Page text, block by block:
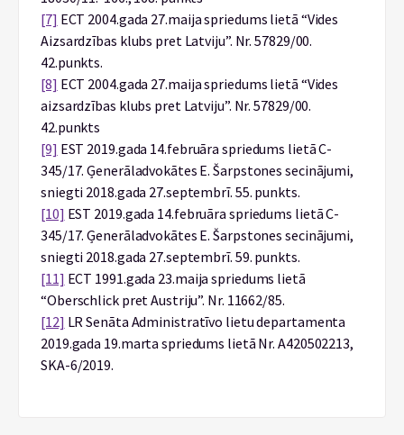
[7] ECT 2004.gada 27.maija spriedums lietā “Vides
Aizsardzības klubs pret Latviju”. Nr. 57829/00.
42.punkts.
[8] ECT 2004.gada 27.maija spriedums lietā “Vides
aizsardzības klubs pret Latviju”. Nr. 57829/00.
42.punkts
[9] EST 2019.gada 14.februāra spriedums lietā C-
345/17. Ģenerāladvokātes E. Šarpstones secinājumi,
sniegti 2018.gada 27.septembrī. 55. punkts.
[10] EST 2019.gada 14.februāra spriedums lietā C-
345/17. Ģenerāladvokātes E. Šarpstones secinājumi,
sniegti 2018.gada 27.septembrī. 59. punkts.
[11] ECT 1991.gada 23.maija spriedums lietā
“Oberschlick pret Austriju”. Nr. 11662/85.
[12] LR Senāta Administratīvo lietu departamenta
2019.gada 19.marta spriedums lietā Nr. A420502213,
SKA-6/2019.